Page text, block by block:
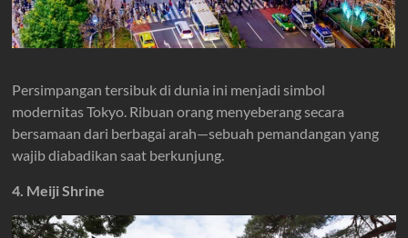
Persimpangan tersibuk di dunia ini menjadi simbol
modernitas Tokyo. Ribuan orang menyeberang secara
bersamaan dari berbagai arah—sebuah pemandangan yang
wajib diabadikan saat berkunjung.
4. Meiji Shrine